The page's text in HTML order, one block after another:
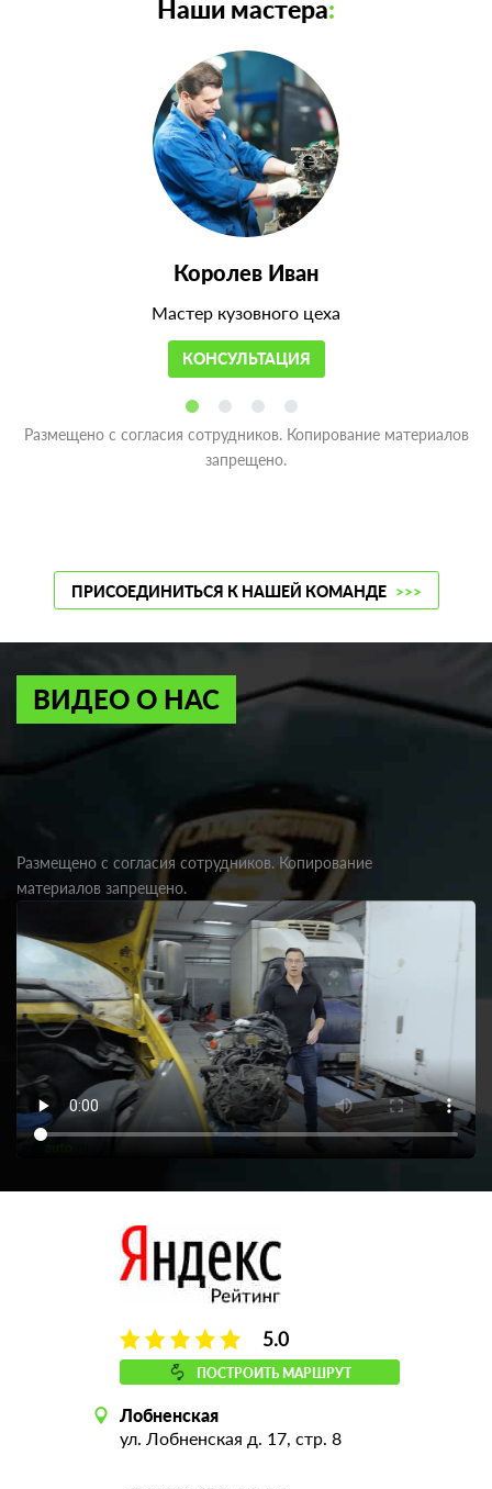
Наши мастера:
Королев Иван
Мастер кузовного цеха
КОНСУЛЬТАЦИЯ
Размещено с согласия сотрудников. Копирование материалов
запрещено.
ПРИСОЕДИНИТЬСЯ К НАШЕЙ КОМАНДЕ >>>
ВИДЕО О НАС
Размещено с согласия сотрудников. Копирование
материалов запрещено.
5.0
ПОСТРОИТЬ МАРШРУТ
Лобненская
ул. Лобненская д. 17, стр. 8